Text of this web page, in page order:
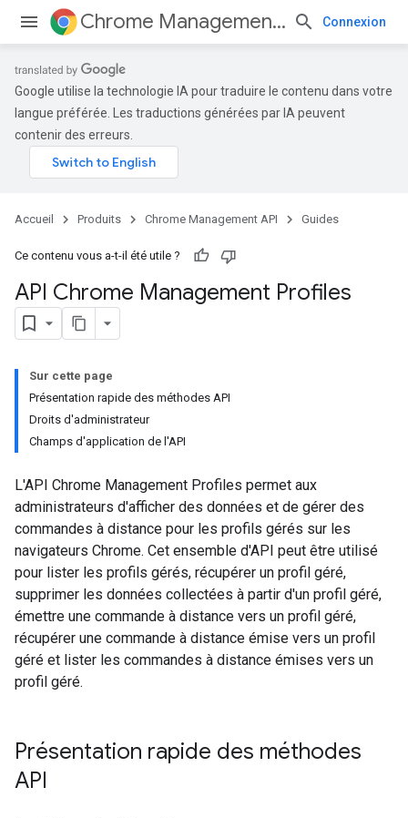
Chrome Management API Connexion
Google utilise la technologie IA pour traduire le contenu dans votre
langue préférée. Les traductions générées par IA peuvent
contenir des erreurs.
Accueil Produits Chrome Management API Guides
Ce contenu vous a-t-il été utile ?
API Chrome Management Profiles
Sur cette page
Présentation rapide des méthodes API
Droits d'administrateur
Champs d'application de l'API
L'API Chrome Management Profiles permet aux
administrateurs d'afficher des données et de gérer des
commandes à distance pour les profils gérés sur les
navigateurs Chrome. Cet ensemble d'API peut être utilisé
pour lister les profils gérés, récupérer un profil géré,
supprimer les données collectées à partir d'un profil géré,
émettre une commande à distance vers un profil géré,
récupérer une commande à distance émise vers un profil
géré et lister les commandes à distance émises vers un
profil géré.
Présentation rapide des méthodes
API